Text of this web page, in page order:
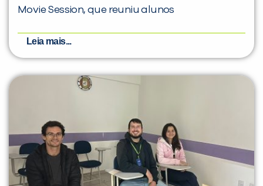
Movie Session, que reuniu alunos
Leia mais...